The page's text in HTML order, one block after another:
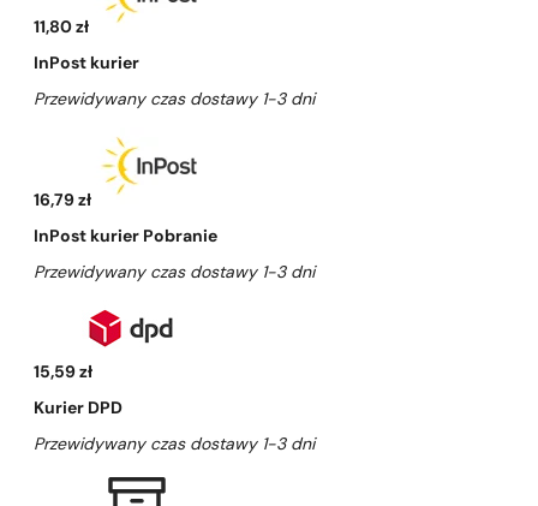
11,80 zł
InPost kurier
Przewidywany czas dostawy 1-3 dni
16,79 zł
InPost kurier Pobranie
Przewidywany czas dostawy 1-3 dni
15,59 zł
Kurier DPD
Przewidywany czas dostawy 1-3 dni